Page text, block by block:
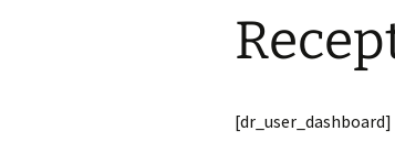
[dr_user_dashboard]